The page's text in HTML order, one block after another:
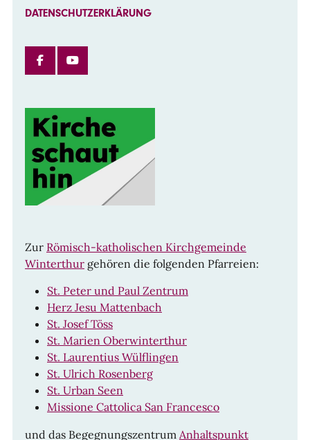
DATENSCHUTZERKLÄRUNG
FACEBOOK
INSTAGRAM
Zur Römisch-katholischen Kirchgemeinde
Winterthur gehören die folgenden Pfarreien:
St. Peter und Paul Zentrum
Herz Jesu Mattenbach
St. Josef Töss
St. Marien Oberwinterthur
St. Laurentius Wülflingen
St. Ulrich Rosenberg
St. Urban Seen
Missione Cattolica San Francesco
und das Begegnungszentrum Anhaltspunkt